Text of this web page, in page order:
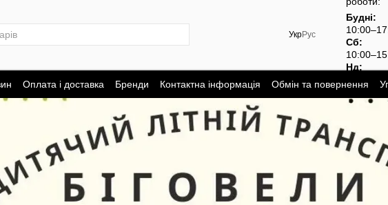
УкрРус
Будні:
Сб:
Нд:
вихідний
Оплата і доставка Бренди Контактна інформація Обмін та повернення